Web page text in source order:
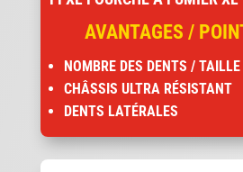
AVANTAGES /
NOMBRE DES DENTS /
CHÂSSIS ULTRA RÉSISTANT
DENTS LATÉRALES